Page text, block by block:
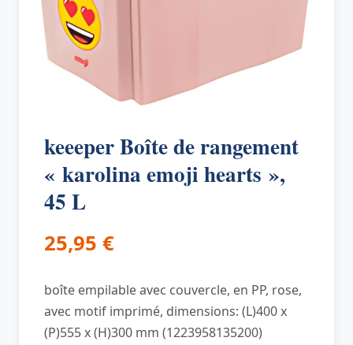
keeeper Boîte de rangement
« karolina emoji hearts »,
45 L
25,95 €
boîte empilable avec couvercle, en PP, rose,
avec motif imprimé, dimensions: (L)400 x
(P)555 x (H)300 mm (1223958135200)